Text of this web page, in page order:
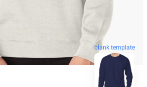
blank template